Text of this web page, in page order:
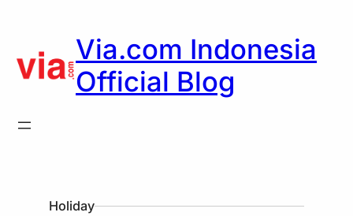
Via.com Indonesia
Official Blog
Holiday